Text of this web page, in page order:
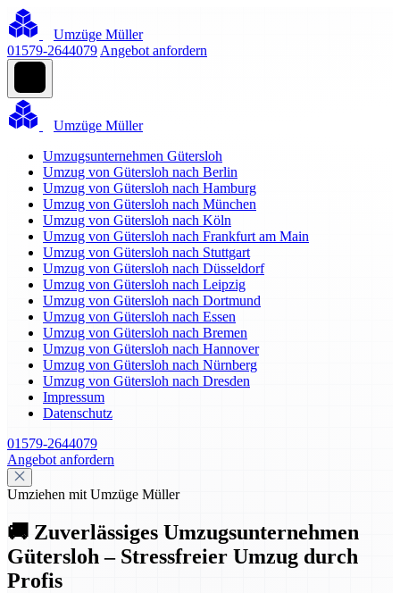
Umzüge Müller
01579-2644079 Angebot anfordern
Umzüge Müller
Umzugsunternehmen Gütersloh
Umzug von Gütersloh nach Berlin
Umzug von Gütersloh nach Hamburg
Umzug von Gütersloh nach München
Umzug von Gütersloh nach Köln
Umzug von Gütersloh nach Frankfurt am Main
Umzug von Gütersloh nach Stuttgart
Umzug von Gütersloh nach Düsseldorf
Umzug von Gütersloh nach Leipzig
Umzug von Gütersloh nach Dortmund
Umzug von Gütersloh nach Essen
Umzug von Gütersloh nach Bremen
Umzug von Gütersloh nach Hannover
Umzug von Gütersloh nach Nürnberg
Umzug von Gütersloh nach Dresden
Impressum
Datenschutz
01579-2644079
Angebot anfordern
Umziehen mit Umzüge Müller
🚚 Zuverlässiges Umzugsunternehmen
Gütersloh – Stressfreier Umzug durch
Profis